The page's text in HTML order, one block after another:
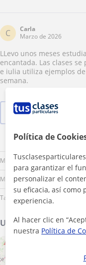
C
Carla
Marzo de 2026
LLevo unos meses
encantada. Las clases
e iulia utiliza ejemplos
semana.
Mañana
Mediodía
Tarde
Ubicación de mis
Política de
para garantizar el
personalizar el
su eficacia, así
experiencia.
Al hacer clic en
nuestra Política de